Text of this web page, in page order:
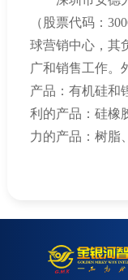
（股票代码：
球营销中心，其
广和销售工作。
产品：有机硅和
利的产品：硅橡
力的产品：树脂